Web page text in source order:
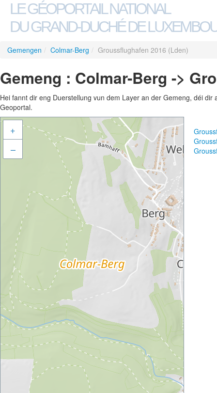
LE GÉOPORTAIL NATIONAL
DU GRAND-DUCHÉ DE
Gemengen / Colmar-Berg / Groussflughafen 2016 (Lden)
Gemeng : Colmar-Berg ->
Hei fannt dir eng Duerstellung vun dem Layer an der Gemeng, déi
Geoportal.
+
–